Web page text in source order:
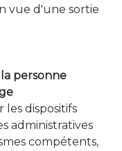
vue d'une sortie
personne
les dispositifs
administratives
compétents,